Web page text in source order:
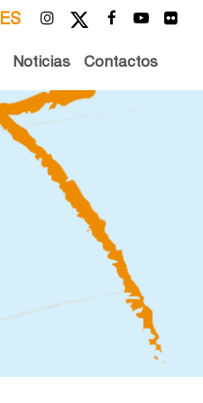
ES
Noticias Contactos